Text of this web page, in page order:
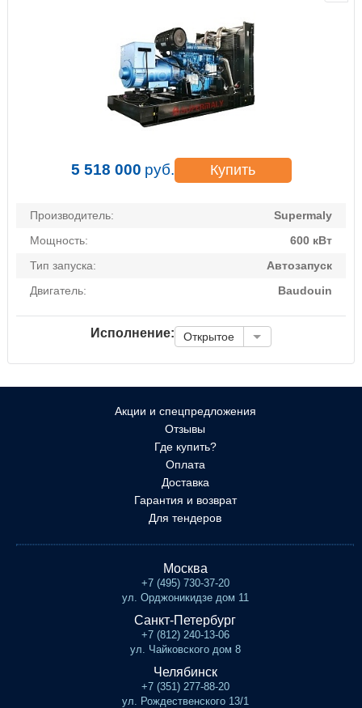
5 518 000 руб. Купить
Производитель:
Supermaly
Мощность:
600 кВт
Тип запуска:
Автозапуск
Двигатель:
Baudouin
Исполнение: Открытое
Акции и спецпредложения
Отзывы
Где купить?
Оплата
Доставка
Гарантия и возврат
Для тендеров
Москва
+7 (495) 730-37-20
ул. Орджоникидзе дом 11
Санкт-Петербург
+7 (812) 240-13-06
ул. Чайковского дом 8
Челябинск
+7 (351) 277-88-20
ул. Рождественского 13/1